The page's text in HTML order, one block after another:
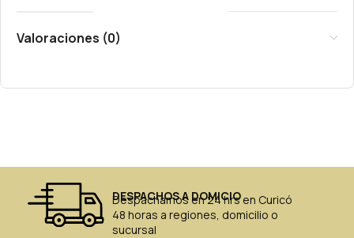
Valoraciones (0)
DESPACHOS A DOMICIO
Despachamos en 24 hrs en Curicó
48 horas a regiones, domicilio o
sucursal